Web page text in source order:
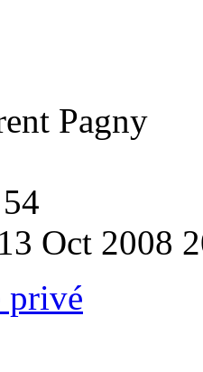
Pagny
54
13 Oct 2008
privé